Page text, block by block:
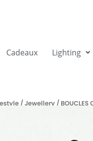
Cadeaux Lighting
/Jewellery / BOUCLES